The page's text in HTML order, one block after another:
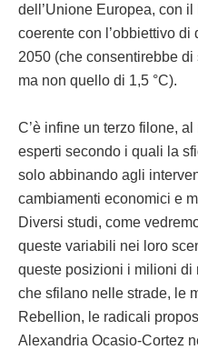
dell’Unione Europea, con
coerente con l’obbiettivo di
2050 (che consentirebbe di
ma non quello di 1,5 °C).
C’è infine un terzo filone,
esperti secondo i quali la
solo abbinando agli
cambiamenti economici e
Diversi studi, come
queste variabili nei loro
queste posizioni i milioni di
che sfilano nelle strade, le
Rebellion, le radicali
Alexandria Ocasio-Cortez